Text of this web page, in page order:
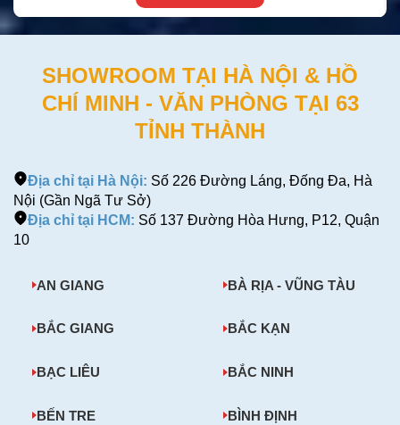
SHOWROOM TẠI HÀ NỘI & HỒ
CHÍ MINH - VĂN PHÒNG TẠI 63
TỈNH THÀNH
Địa chỉ tại Hà Nội: Số 226 Đường Láng, Đống Đa, Hà
Nội (Gần Ngã Tư Sở)
Địa chỉ tại HCM: Số 137 Đường Hòa Hưng, P12, Quận
10
AN GIANG BÀ RỊA - VŨNG TÀU
BẮC GIANG BẮC KẠN
BẠC LIÊU BẮC NINH
BẾN TRE BÌNH ĐỊNH